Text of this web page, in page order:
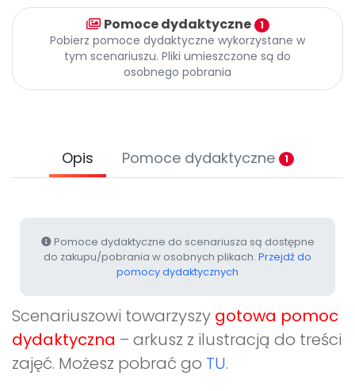
Archiwalne numery
Pomoc
PromocjePomoce dydaktyczne 1
Pobierz pomoce dydaktyczne wykorzystane w
tym scenariuszu. Pliki umieszczone są do
osobnego pobrania
Opis Pomoce dydaktyczne 1
Pomoce dydaktyczne do scenariusza są dostępne
do zakupu/pobrania w osobnych plikach. Przejdź do
pomocy dydaktycznych
Scenariuszowi towarzyszy gotowa pomoc
dydaktyczna – arkusz z ilustracją do treści
zajęć. Możesz pobrać go TU.